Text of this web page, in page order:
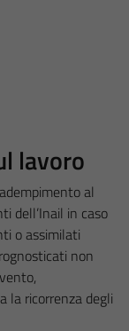
lavoro
al
dell’Inail in caso
o assimilati
non
la ricorrenza degli